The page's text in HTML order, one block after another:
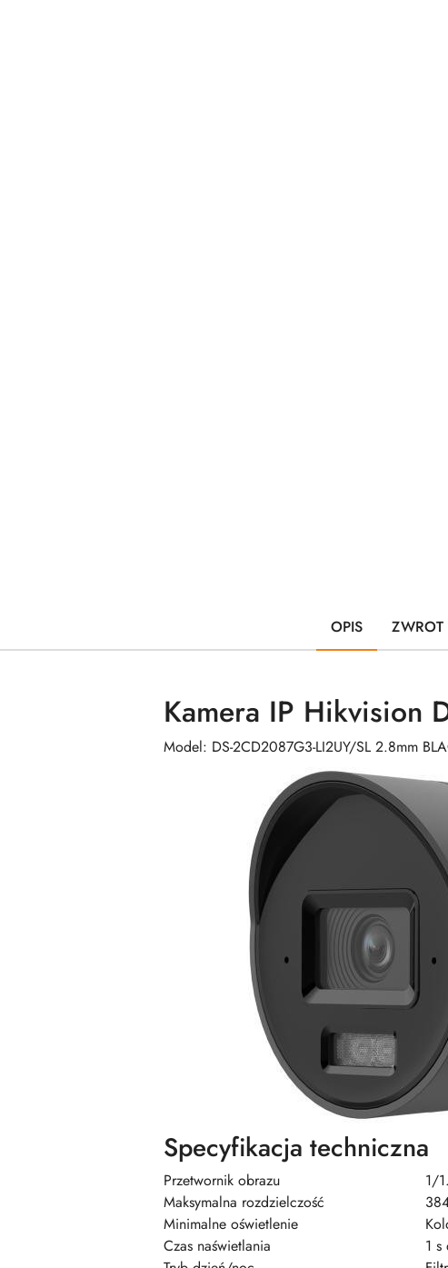
OPIS ZWROT
Kamera IP Hikvision
Model: DS-2CD2087G3-LI2UY/SL 2.8mm
Specyfikacja techniczna
Przetwornik obrazu
1/
Maksymalna rozdzielczość
Minimalne oświetlenie
Czas naświetlania
1